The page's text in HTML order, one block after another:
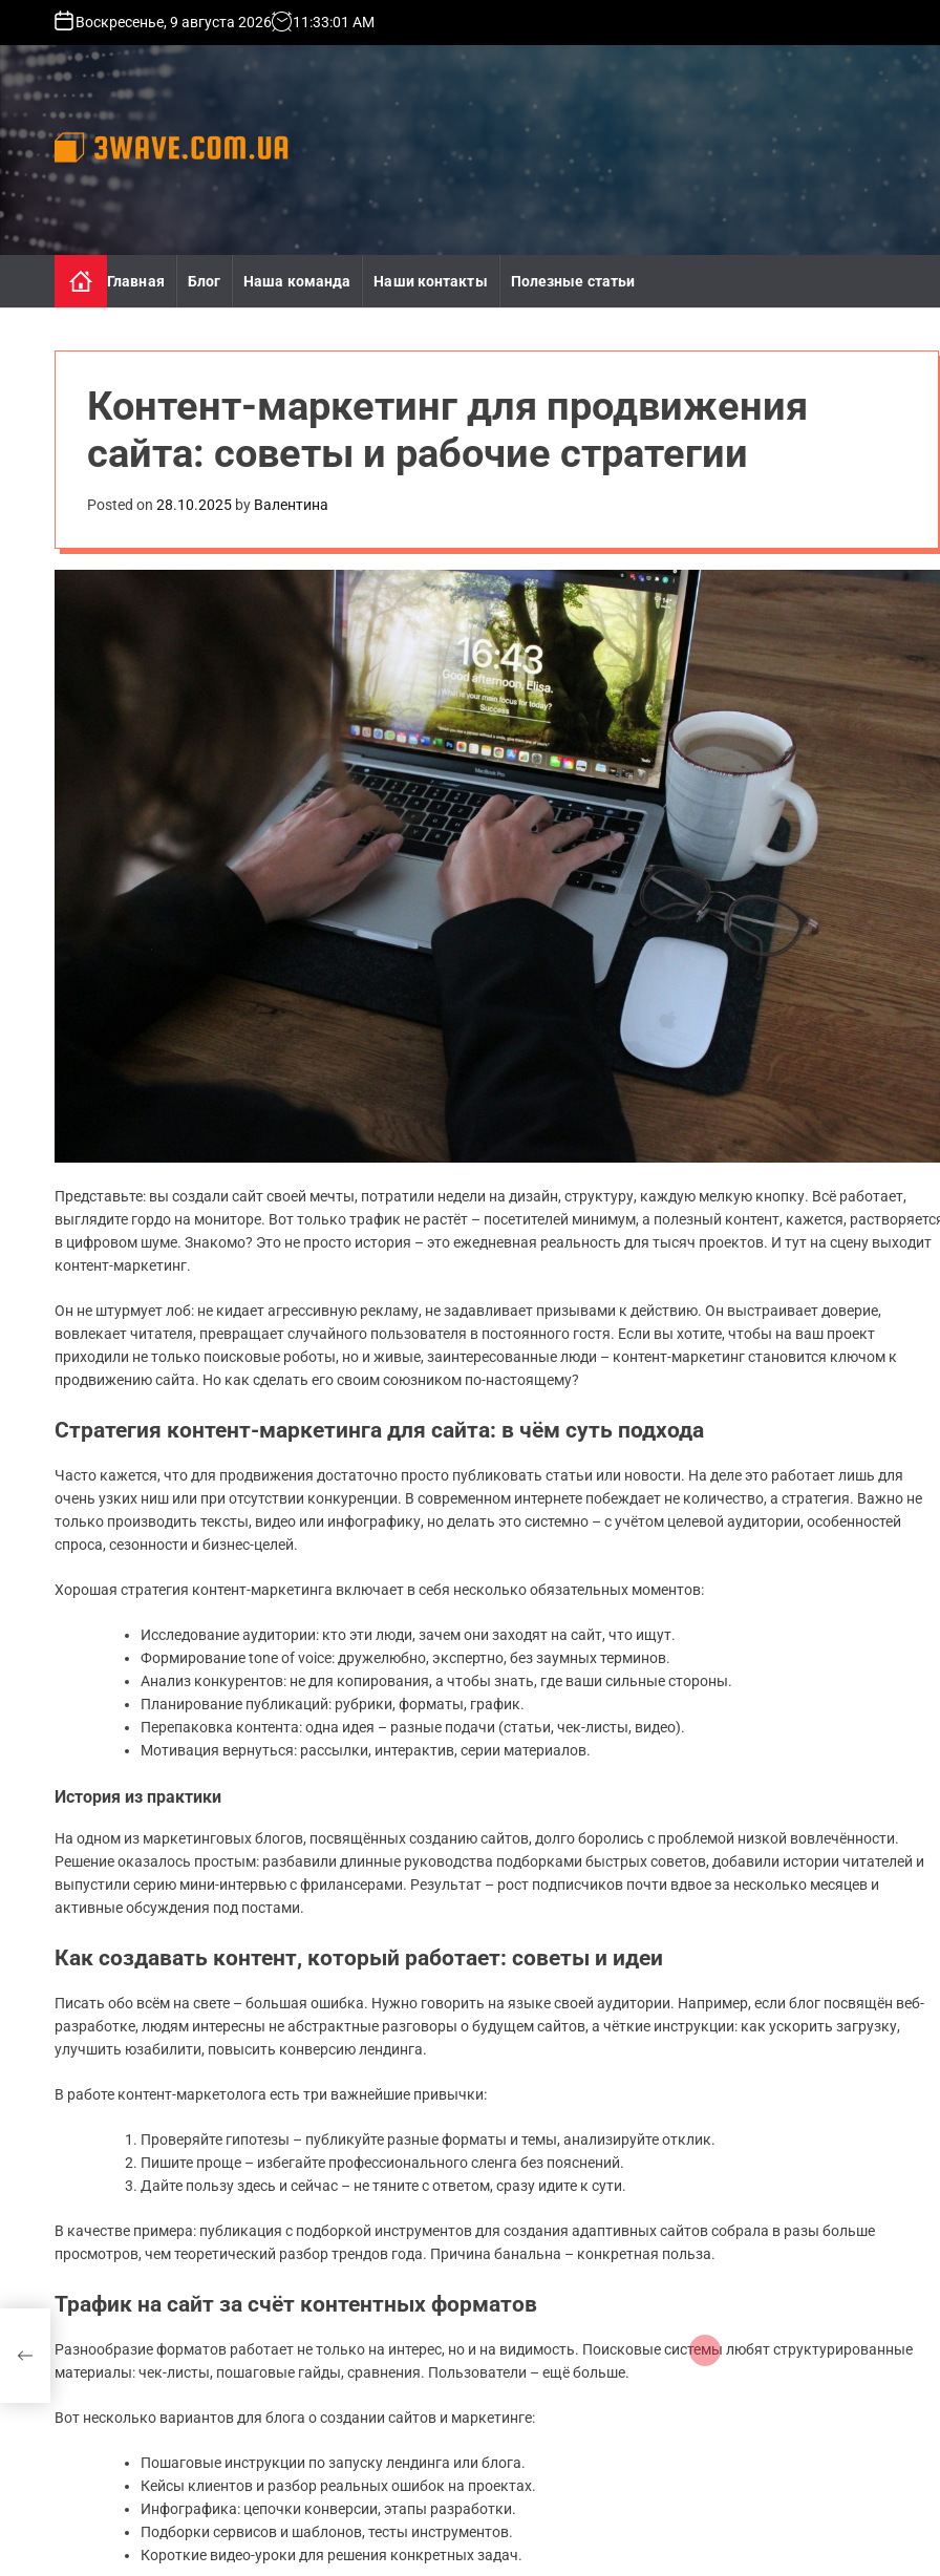
p
o
o
n
t
e
Воскресенье, 9 августа 2026 11 :33:03 AM
3
w
a
v
c
Главная Блог Наша команда Наши контакты Полезные статьи
Контент-маркетинг для продвижения
сайта: советы и рабочие стратегии
Posted on 28.10.2025 by Валентина
Представьте: вы создали сайт своей мечты, потратили недели на дизайн, структуру, каждую мелкую кнопку. Всё работает,
выглядите гордо на мониторе. Вот только трафик не растёт – посетителей минимум, а полезный контент, кажется,
в цифровом шуме. Знакомо? Это не просто история – это ежедневная реальность для тысяч проектов. И тут на сцену выходит
контент-маркетинг.
Он не штурмует лоб: не кидает агрессивную рекламу, не задавливает призывами к действию. Он выстраивает доверие,
вовлекает читателя, превращает случайного пользователя в постоянного гостя. Если вы хотите, чтобы на ваш проект
приходили не только поисковые роботы, но и живые, заинтересованные люди – контент-маркетинг становится ключом к
продвижению сайта. Но как сделать его своим союзником по-настоящему?
Стратегия контент-маркетинга для сайта: в чём суть подхода
Часто кажется, что для продвижения достаточно просто публиковать статьи или новости. На деле это работает лишь для
очень узких ниш или при отсутствии конкуренции. В современном интернете побеждает не количество, а стратегия. Важно не
только производить тексты, видео или инфографику, но делать это системно – с учётом целевой аудитории, особенностей
спроса, сезонности и бизнес-целей.
Хорошая стратегия контент-маркетинга включает в себя несколько обязательных моментов:
Исследование аудитории: кто эти люди, зачем они заходят на сайт, что ищут.
Формирование tone of voice: дружелюбно, экспертно, без заумных терминов.
Анализ конкурентов: не для копирования, а чтобы знать, где ваши сильные стороны.
Планирование публикаций: рубрики, форматы, график.
Перепаковка контента: одна идея – разные подачи (статьи, чек-листы, видео).
Мотивация вернуться: рассылки, интерактив, серии материалов.
История из практики
На одном из маркетинговых блогов, посвящённых созданию сайтов, долго боролись с проблемой низкой вовлечённости.
Решение оказалось простым: разбавили длинные руководства подборками быстрых советов, добавили истории читателей и
выпустили серию мини-интервью с фрилансерами. Результат – рост подписчиков почти вдвое за несколько месяцев и
активные обсуждения под постами.
Как создавать контент, который работает: советы и идеи
Писать обо всём на свете – большая ошибка. Нужно говорить на языке своей аудитории. Например, если блог посвящён веб-
разработке, людям интересны не абстрактные разговоры о будущем сайтов, а чёткие инструкции: как ускорить загрузку,
улучшить юзабилити, повысить конверсию лендинга.
В работе контент-маркетолога есть три важнейшие привычки:
Проверяйте гипотезы – публикуйте разные форматы и темы, анализируйте отклик.
Пишите проще – избегайте профессионального сленга без пояснений.
Дайте пользу здесь и сейчас – не тяните с ответом, сразу идите к сути.
В качестве примера: публикация с подборкой инструментов для создания адаптивных сайтов собрала в разы больше
просмотров, чем теоретический разбор трендов года. Причина банальна – конкретная польза.
Трафик на сайт за счёт контентных форматов
Разнообразие форматов работает не только на интерес, но и на видимость. Поисковые системы любят структурированные
материалы: чек-листы, пошаговые гайды, сравнения. Пользователи – ещё больше.
Вот несколько вариантов для блога о создании сайтов и маркетинге:
Пошаговые инструкции по запуску лендинга или блога.
Кейсы клиентов и разбор реальных ошибок на проектах.
Инфографика: цепочки конверсии, этапы разработки.
Подборки сервисов и шаблонов, тесты инструментов.
Короткие видео-уроки для решения конкретных задач.